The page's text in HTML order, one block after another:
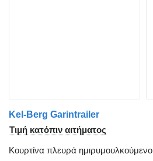
Kel-Berg Garintrailer
Τιμή κατόπιν αιτήματος
Κουρτίνα πλευρά ημιρυμουλκούμενο